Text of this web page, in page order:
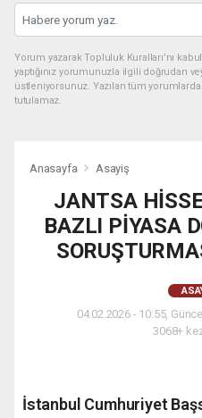
Yorum yazarak Topluluk Kuralları’nı
yaptığınız yorumunuzla ilgili doğrudan
üstleniyorsunuz. Yazılan tüm
tutulamaz.
Anasayfa Asayiş
JANTSA
BAZLI PİYASA
04.02.2026 - 10:55,
3068+
İstanbul Cumhuriyet